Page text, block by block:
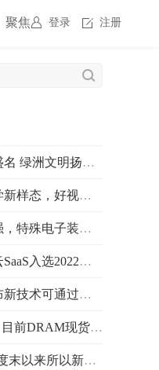
登录 注册
聚焦
海|坎儿井文明掀起数藏风波
视通E8让教育更智慧
备GP超霸特种电池续航更持久
度中小企业“链式”数字化转
型无人机探测灾害中被沙土瓦砾掩
现货报价仍在保持下跌的趋势
产的OLED电视面板均采用了新